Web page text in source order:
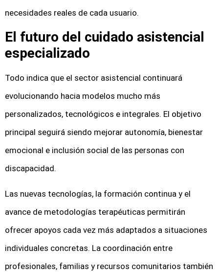
necesidades reales de cada usuario.
El futuro del cuidado asistencial
especializado
Todo indica que el sector asistencial continuará
evolucionando hacia modelos mucho más
personalizados, tecnológicos e integrales. El objetivo
principal seguirá siendo mejorar autonomía, bienestar
emocional e inclusión social de las personas con
discapacidad.
Las nuevas tecnologías, la formación continua y el
avance de metodologías terapéuticas permitirán
ofrecer apoyos cada vez más adaptados a situaciones
individuales concretas. La coordinación entre
profesionales, familias y recursos comunitarios también